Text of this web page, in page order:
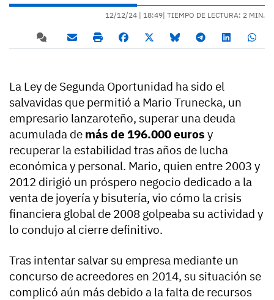
12/12/24 | 18:49| TIEMPO DE LECTURA: 2 MIN.
La Ley de Segunda Oportunidad ha sido el
salvavidas que permitió a Mario Trunecka, un
empresario lanzaroteño, superar una deuda
acumulada de más de 196.000 euros y
recuperar la estabilidad tras años de lucha
económica y personal. Mario, quien entre 2003 y
2012 dirigió un próspero negocio dedicado a la
venta de joyería y bisutería, vio cómo la crisis
financiera global de 2008 golpeaba su actividad y
lo condujo al cierre definitivo.
Tras intentar salvar su empresa mediante un
concurso de acreedores en 2014, su situación se
complicó aún más debido a la falta de recursos